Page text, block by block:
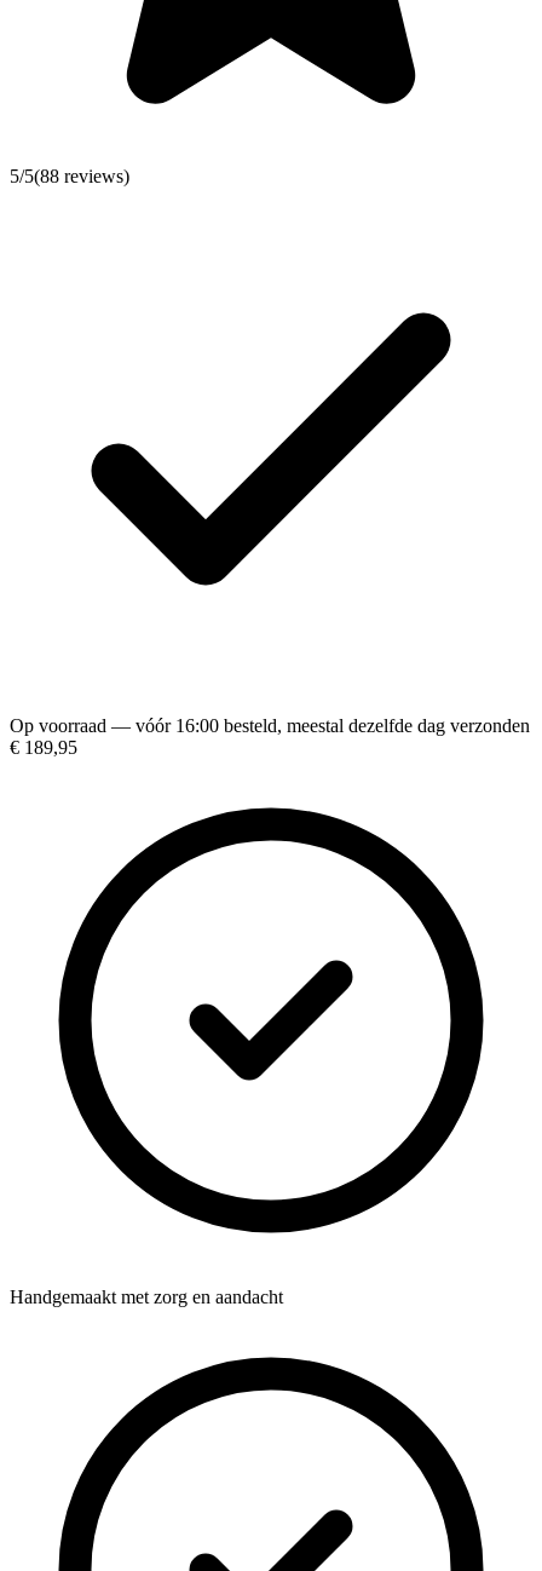
5/5(88 reviews)
Op voorraad — vóór 16:00 besteld, meestal dezelfde dag verzonden
€ 189,95
Handgemaakt met zorg en aandacht